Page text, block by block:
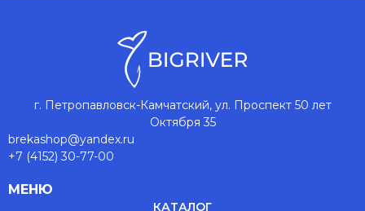
г. Петропавловск-Камчатский, ул. Проспект 50 лет
Октября 35
brekashop@yandex.ru
+7 (4152) 30-77-00
МЕНЮ
КАТАЛОГ